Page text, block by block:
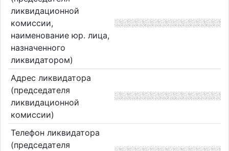
ликвидационной
комиссии,
наименование юр. лица,
назначенного
ликвидатором)
Адрес ликвидатора
(председателя
ликвидационной
комиссии)
Телефон ликвидатора
(председателя